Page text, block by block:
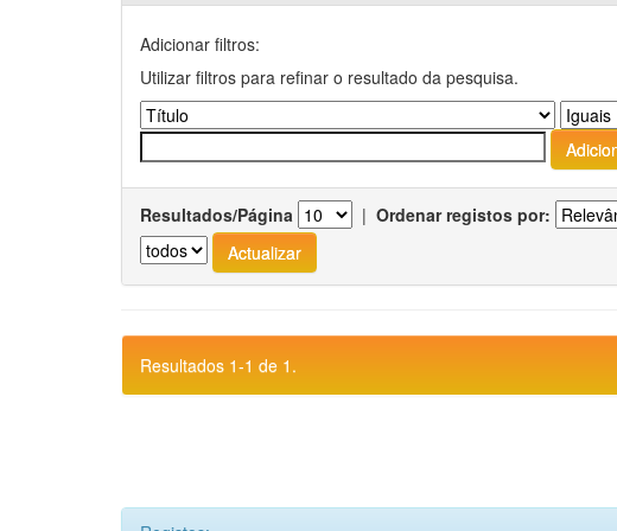
Adicionar filtros:
Utilizar filtros para refinar o resultado da pesquisa.
Resultados/Página | Ordenar registos por:
Resultados 1-1 de 1.